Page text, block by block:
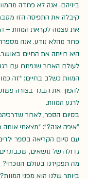
ביניהם. אנה לא פחדה
קיבלה את התפיסה הזו
את עצמה לקראת המוות –
פחד מהלא נודע. אנה
היא חייתה את החיים
לעולם האחר שנפתח עם
להפוך את הבגד בצורה
לרגע המוות.
בסיום הספר, לאחר
"איפה אנה?": "מצאתי אותה
עם סיום הקריאה בספר
גדולה של נושאים,
מה תפקידנו בעולם
ביותר שלנו הוא מפני